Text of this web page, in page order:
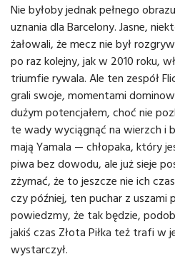
Nie byłoby jednak pełnego
uznania dla Barcelony. Jasne,
żałowali, że mecz nie był
po raz kolejny, jak w 2010 roku,
triumfie rywala. Ale ten zespół
grali swoje, momentami
dużym potencjałem, choć nie
te wady wyciągnąć na wierzch i
mają Yamala — chłopaka, który
piwa bez dowodu, ale już sieje
zżymać, że to jeszcze nie ich
czy później, ten puchar z uszami
powiedzmy, że tak będzie,
jakiś czas Złota Piłka też trafi w
wystarczył.